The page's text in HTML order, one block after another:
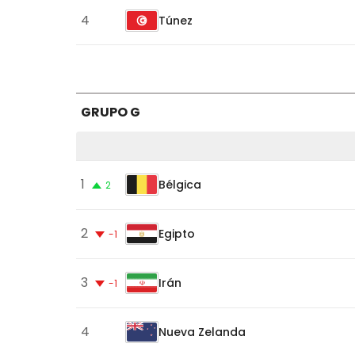
4 Túnez
GRUPO G
1 2 Bélgica
2 -1 Egipto
3 -1 Irán
4 Nueva Zelanda